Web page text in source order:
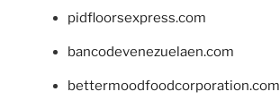
pidfloorsexpress.com
bancodevenezuelaen.com
bettermoodfoodcorporation.com